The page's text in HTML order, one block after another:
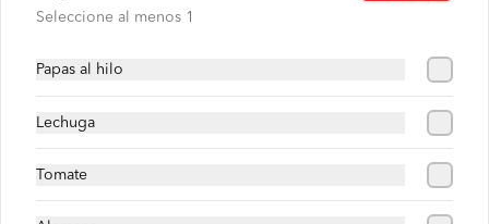
deshilachado, cremas , ensaladas, papas
Seleccione al menos 1
Papas al hilo
Lechuga
Tomate